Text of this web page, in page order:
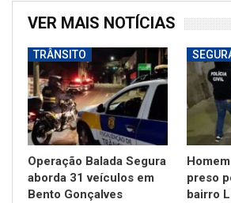
VER MAIS NOTÍCIAS
TRÂNSITO
Operação Balada Segura
aborda 31 veículos em
Bento Gonçalves
preso
bairro